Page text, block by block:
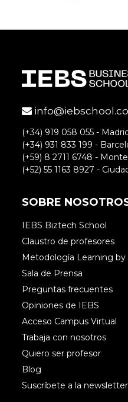
(+34) 919 058 055 -
(+34) 931 833 199 -
(+59) 8 2711 6748 -
(+52) 55 1163 8927 -
SOBRE
IEBS Biztech School
Claustro de profesores
Metodología Learning by
Sala de Prensa
Preguntas frecuentes
Opiniones de IEBS
Acceso Campus Virtual
Trabaja con nosotros
Quiero ser profesor
Blog
Suscríbete a la